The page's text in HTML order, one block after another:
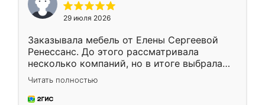
29 июля 2026
Заказывала мебель от Елены Сергеевой
Ренессанс. До этого рассматривала
несколько компаний, но в итоге выбрала
эту. Сначала обговорили условия, потом
приехал замерщик, всё спокойно объяснил
и снял размеры. Изготовили в срок, с
Читать полностью